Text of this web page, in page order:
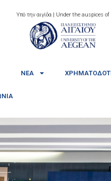
Υπό την αιγίδα | Under the auspices of
ΝΈΑ